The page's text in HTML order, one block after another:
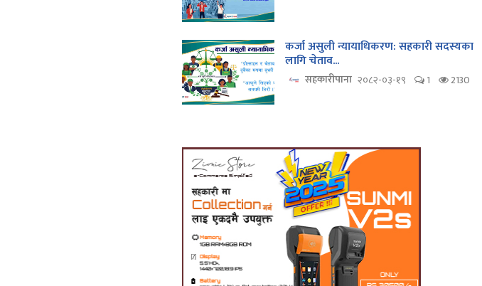
कर्जा असुली न्यायाधिकरण: सहकारी सदस्यका
लागि चेताव...
सहकारीपाना २०८२-०३-१९ 1 2130